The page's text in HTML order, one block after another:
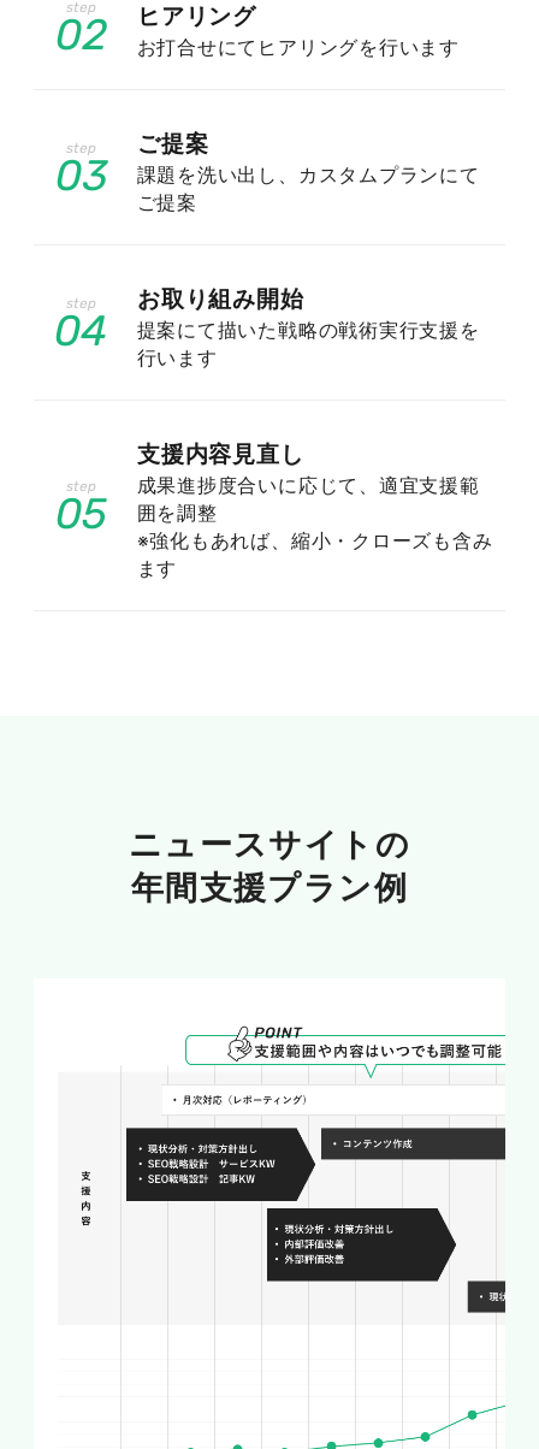
ニュースは社会的な影響力が大きく、誤った情報
が広がれば読者の不利益に直結します。そのため
す。誰が書いた情報なのか、出典は明確か、運営
元は信頼できるのかといった要素が評価に関わ
り、特に医療や政治、経済などの分野では一段と
ニュースサイトSEOで押さえるべき検
索エンジンの全体像
ニュースサイトの集客を最適化するには、
通常のオーガニック検索（Web検索）
最も基本となるのが、通常のWeb検索からの流
入です。ここでは一般的なSEOと同様に、検索意
図に合った網羅的なコンテンツや適切な内部リン
ク、被リンクといった要素が評価されます。ニュ
ース記事であっても、速報性だけでなく背景情報
や解説を充実させることで、出来事が一段落した
後も検索され続けるストック型の流入を得られま
す。一過性で終わらせず、中長期的に読まれる記
事へ育てる視点が大切です。
02 ヒアリング
お打合せにてヒアリングを行います
03
ご提案
課題を洗い出し、カスタムプランにて
ご提案
04
お取り組み開始
提案にて描いた戦略の戦術実行支援を
行います
05
支援内容見直し
成果進捗度合いに応じて、適宜支援範
囲を調整
※強化もあれば、縮小・クローズも含み
ます
ニュースサイトの
年間支援プラン例